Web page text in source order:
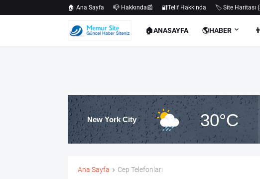
🏠 Ana Sayfa 📪 Hakkında📰 🔐Telif Hakkında 🏷️ Site Haritası
🏠ANASAYFA 🌎HABER
New York City 30°C
Ana Sayfa Cep Telefonları